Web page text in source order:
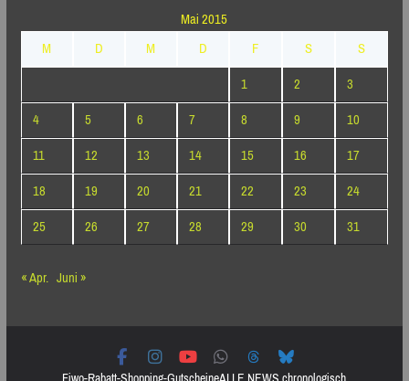
Mai 2015
M
D M D F S
S
1
2
3
4
5 6 7 8 9
10
11
12 13 14 15 16
17
18
19 20 21 22 23
24
25
26 27 28 29 30
31
« Apr. Juni »